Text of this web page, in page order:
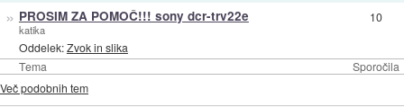
Tema Sporočila
» PROSIM ZA POMOČ!!! sony dcr-trv22e
katika
Oddelek:Zvok in slika
10
Več podobnih tem